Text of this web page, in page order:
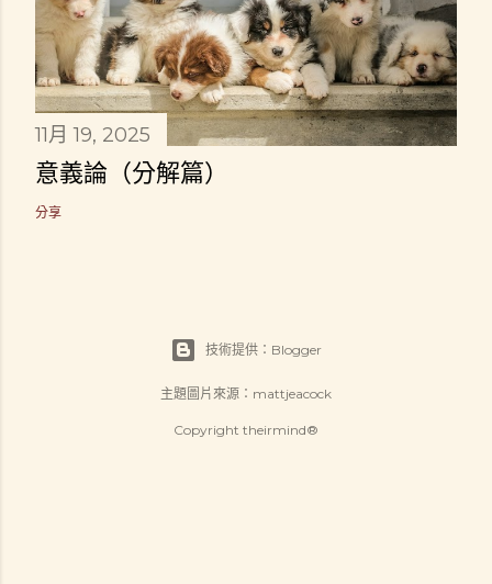
11月 19, 2025
意義論（分解篇）
分享
技術提供：Blogger
主題圖片來源： mattjeacock
Copyright theirmind®